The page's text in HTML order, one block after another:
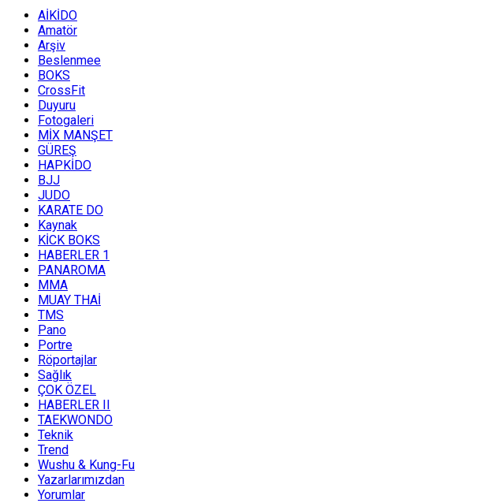
AİKİDO
Amatör
Arşiv
Beslenmee
BOKS
CrossFit
Duyuru
Fotogaleri
MİX MANŞET
GÜREŞ
HAPKİDO
BJJ
JUDO
KARATE DO
Kaynak
KİCK BOKS
HABERLER 1
PANAROMA
MMA
MUAY THAİ
TMS
Pano
Portre
Röportajlar
Sağlık
ÇOK ÖZEL
HABERLER II
TAEKWONDO
Teknik
Trend
Wushu & Kung-Fu
Yazarlarımızdan
Yorumlar